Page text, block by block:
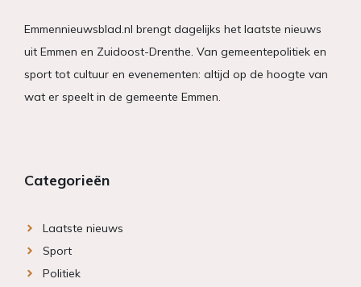
Emmennieuwsblad.nl brengt dagelijks het laatste nieuws
uit Emmen en Zuidoost-Drenthe. Van gemeentepolitiek en
sport tot cultuur en evenementen: altijd op de hoogte van
wat er speelt in de gemeente Emmen.
Categorieën
Laatste nieuws
Sport
Politiek